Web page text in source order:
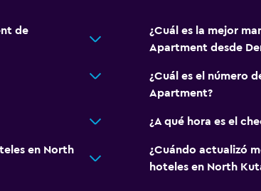
de
¿Cuál es la mejor
Apartment desde
¿Cuál es el número
Apartment?
¿A qué hora es el
en North
¿Cuándo actualizó
hoteles en North